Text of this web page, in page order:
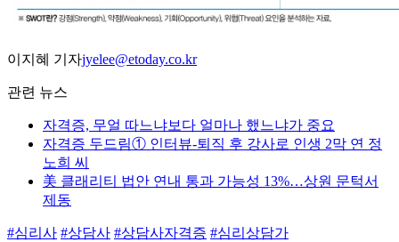
이지혜 기자jyelee@etoday.co.kr
관련 뉴스
자격증, 무얼 따느냐보다 얼마나 했느냐가 중요
자격증 두드림① 인터뷰-퇴직 후 강사로 인생 2막 연 정
노희 씨
美 클래리티 법안 연내 통과 가능성 13%…상원 문턱서
제동
#심리사 #상담사 #상담사자격증 #심리상담가